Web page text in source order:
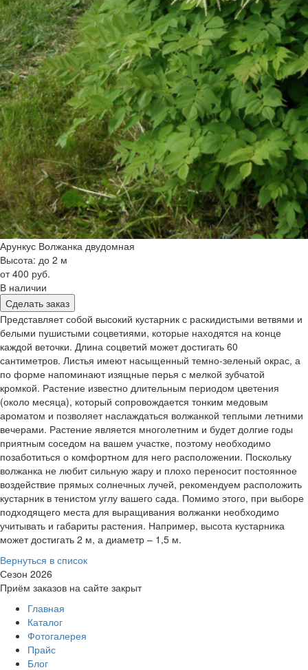
Арункус Волжанка двудомная
Высота: до 2 м
от 400 руб.
В наличии
Сделать заказ
Представляет собой высокий кустарник с раскидистыми ветвями и
белыми пушистыми соцветиями, которые находятся на конце
каждой веточки. Длина соцветий может достигать 60
сантиметров. Листья имеют насыщенный темно-зеленый окрас, а
по форме напоминают изящные перья с мелкой зубчатой
кромкой. Растение известно длительным периодом цветения
(около месяца), который сопровождается тонким медовым
ароматом и позволяет наслаждаться волжанкой теплыми летними
вечерами. Растение является многолетним и будет долгие годы
приятным соседом на вашем участке, поэтому необходимо
позаботиться о комфортном для него расположении. Поскольку
волжанка не любит сильную жару и плохо переносит постоянное
воздействие прямых солнечных лучей, рекомендуем расположить
кустарник в тенистом углу вашего сада. Помимо этого, при выборе
подходящего места для выращивания волжанки необходимо
учитывать и габариты растения. Например, высота кустарника
может достигать 2 м, а диаметр – 1,5 м.
Вернуться в список
Сезон 2026
Приём заказов на сайте закрыт
Главная
Каталог
Фотогалерея
Прайс
Блог